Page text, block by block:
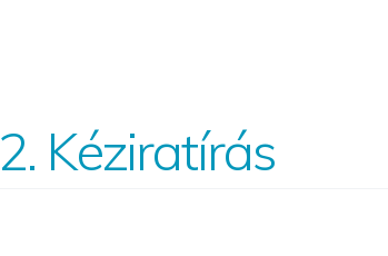
2. Kéziratírás